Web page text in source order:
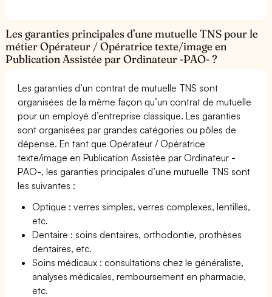
Les garanties principales d’une mutuelle TNS pour le
métier Opérateur / Opératrice texte/image en
Publication Assistée par Ordinateur -PAO- ?
Les garanties d’un contrat de mutuelle TNS sont
organisées de la même façon qu’un contrat de mutuelle
pour un employé d’entreprise classique. Les garanties
sont organisées par grandes catégories ou pôles de
dépense. En tant que Opérateur / Opératrice
texte/image en Publication Assistée par Ordinateur -
PAO-, les garanties principales d’une mutuelle TNS sont
les suivantes :
Optique : verres simples, verres complexes, lentilles,
etc.
Dentaire : soins dentaires, orthodontie, prothèses
dentaires, etc.
Soins médicaux : consultations chez le généraliste,
analyses médicales, remboursement en pharmacie,
etc.